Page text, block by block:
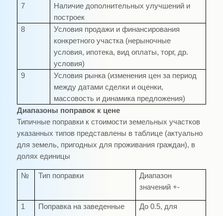
7
Наличие дополнительных улучшений и
построек
8
Условия продажи и финансирования
конкретного участка (нерыночные
условия, ипотека, вид оплаты, торг, др.
условия)
9
Условия рынка (изменения цен за период
между датами сделки и оценки,
массовость и динамика предложения)
Диапазоны поправок к цене
Типичные поправки к стоимости земельных участков
указанных типов представлены в таблице (актуально
для земель, пригодных для проживания граждан), в
долях единицы
№ Тип поправки
Диапазон
значений +-
1
Поправка на заведенные
До 0.5, для